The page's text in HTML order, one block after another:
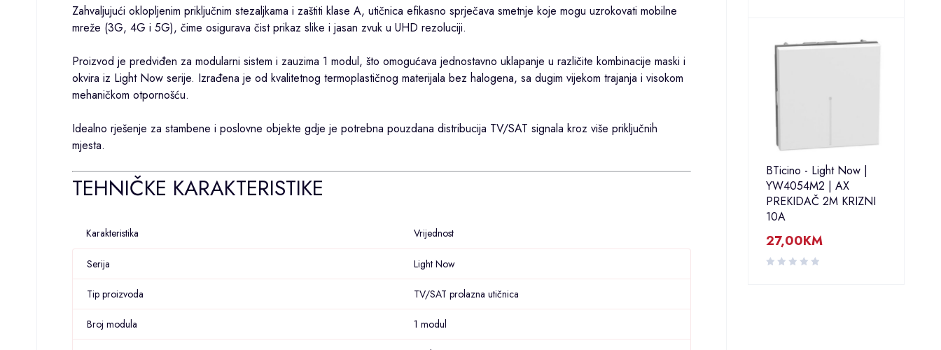
Zahvaljujući oklopljenim priključnim stezaljkama i zaštiti klase A, utičnica efikasno sprječava smetnje koje mogu uzrokovati mobilne
mreže (3G, 4G i 5G), čime osigurava čist prikaz slike i jasan zvuk u UHD rezoluciji.
Proizvod je predviđen za modularni sistem i zauzima 1 modul, što omogućava jednostavno uklapanje u različite kombinacije maski i
okvira iz Light Now serije. Izrađena je od kvalitetnog termoplastičnog materijala bez halogena, sa dugim vijekom trajanja i visokom
mehaničkom otpornošću.
Idealno rješenje za stambene i poslovne objekte gdje je potrebna pouzdana distribucija TV/SAT signala kroz više priključnih
mjesta.
TEHNIČKE KARAKTERISTIKE
Karakteristika Vrijednost
Serija Light Now
Tip proizvoda TV/SAT prolazna utičnica
Broj modula 1 modul
BTicino - Light Now |
YW4054M2 | AX
PREKIDAČ 2M KRIZNI
10A
27,00KM